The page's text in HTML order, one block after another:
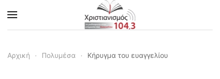
Skip to main content
Αρχική Πολυμέσα Κήρυγμα του ευαγγελίου